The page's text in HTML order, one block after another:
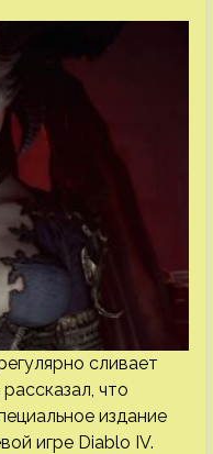
сливает
что
издание
игре Diablo IV.